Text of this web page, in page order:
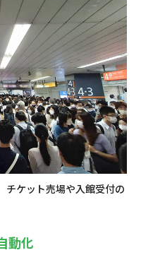
チケット売場や入館受付の
動化